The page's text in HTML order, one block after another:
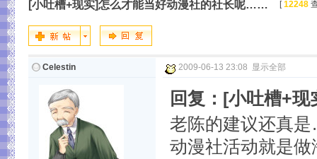
[小吐槽+现实]怎么才能当好动漫社的社长呢…… [12248
Celestin 2009-06-13 23:08 显示全部
回复：[小吐槽+
老陈的建议还真
动漫社活动就是做